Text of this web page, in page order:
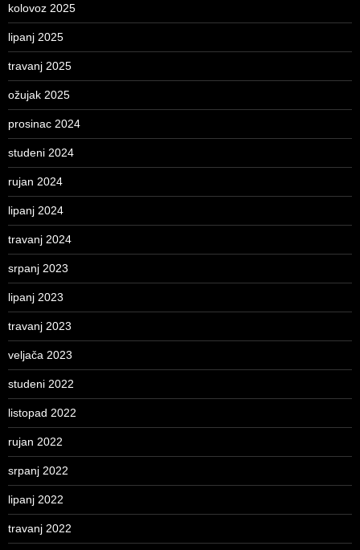
kolovoz 2025
lipanj 2025
travanj 2025
ožujak 2025
prosinac 2024
studeni 2024
rujan 2024
lipanj 2024
travanj 2024
srpanj 2023
lipanj 2023
travanj 2023
veljača 2023
studeni 2022
listopad 2022
rujan 2022
srpanj 2022
lipanj 2022
travanj 2022